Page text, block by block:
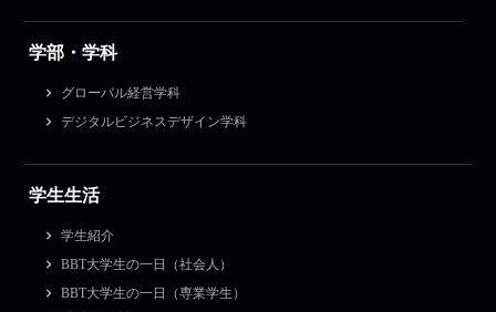
学部・学科
グローバル経営学科
デジタルビジネスデザイン学科
学生生活
学生紹介
BBT大学生の一日（社会人）
BBT大学生の一日（専業学生）